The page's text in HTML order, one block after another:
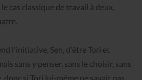
cas classique de travail à deux,
l'initiative, Sen, d'être Tori et
sans y penser, sans le choisir, sans
si Tori lui-même ne savait pas